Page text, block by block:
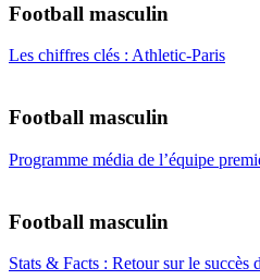
Football masculin
Les chiffres clés : Athletic-Paris
Football masculin
Programme média de l’équipe
Football masculin
Stats & Facts : Retour sur le succès